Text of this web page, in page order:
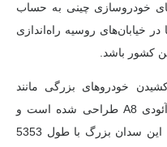
خودروسازی چینی به حساب
خیابان‌های روسیه راه‌اندازی
کشور باشد.
خودروهای بزرگی مانند
مرسدس کلاس S، BMW سری 7 و آئودی A8 طراحی شده است و
ابعاد آن تأیید کننده این جسارت است. این سدان بزرگ با طول 5353